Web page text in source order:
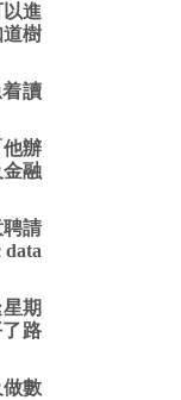
進
樹
讀
辦
融
請
期
路
數